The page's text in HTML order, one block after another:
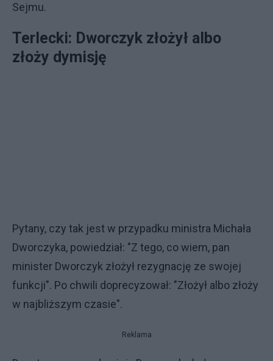
Sejmu.
Terlecki: Dworczyk złożył albo
złoży dymisję
Pytany, czy tak jest w przypadku ministra Michała
Dworczyka, powiedział: "Z tego, co wiem, pan
minister Dworczyk złożył rezygnację ze swojej
funkcji". Po chwili doprecyzował: "Złożył albo złoży
w najbliższym czasie".
Reklama